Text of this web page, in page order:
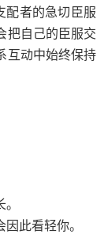
配者的急切臣服
把自己的臣服交
互动中始终保持
此看轻你。